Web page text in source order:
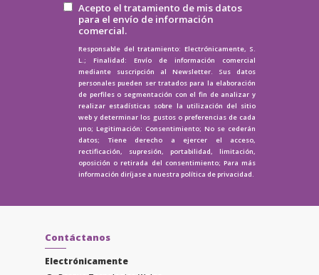
Acepto el tratamiento de mis datos
para el envío de información
comercial.
Responsable del tratamiento: Electrónicamente, S.
L.; Finalidad: Envío de información comercial
mediante suscripción al Newsletter. Sus datos
personales pueden ser tratados para la elaboración
de perfiles o segmentación con el fin de analizar y
realizar estadísticas sobre la utilización del sitio
web y determinar los gustos o preferencias de cada
uno; Legitimación: Consentimiento; No se cederán
datos; Tiene derecho a ejercer el acceso,
rectificación, supresión, portabilidad, limitación,
oposición o retirada del consentimiento; Para más
información diríjase a nuestra política de privacidad.
Contáctanos
Electrónicamente